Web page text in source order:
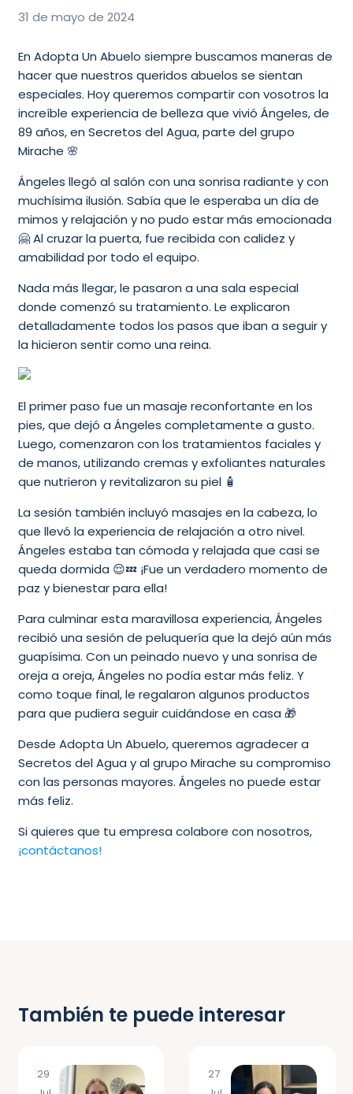
31 de mayo de 2024
En Adopta Un Abuelo siempre buscamos maneras de
hacer que nuestros queridos abuelos se sientan
especiales. Hoy queremos compartir con vosotros la
increíble experiencia de belleza que vivió Ángeles, de
89 años, en Secretos del Agua, parte del grupo
Mirache 🌸
Ángeles llegó al salón con una sonrisa radiante y con
muchísima ilusión. Sabía que le esperaba un día de
mimos y relajación y no pudo estar más emocionada
🤗 Al cruzar la puerta, fue recibida con calidez y
amabilidad por todo el equipo.
Nada más llegar, le pasaron a una sala especial
donde comenzó su tratamiento. Le explicaron
detalladamente todos los pasos que iban a seguir y
la hicieron sentir como una reina.
El primer paso fue un masaje reconfortante en los
pies, que dejó a Ángeles completamente a gusto.
Luego, comenzaron con los tratamientos faciales y
de manos, utilizando cremas y exfoliantes naturales
que nutrieron y revitalizaron su piel 🧴
La sesión también incluyó masajes en la cabeza, lo
que llevó la experiencia de relajación a otro nivel.
Ángeles estaba tan cómoda y relajada que casi se
queda dormida 😌💤 ¡Fue un verdadero momento de
paz y bienestar para ella!
Para culminar esta maravillosa experiencia, Ángeles
recibió una sesión de peluquería que la dejó aún más
guapísima. Con un peinado nuevo y una sonrisa de
oreja a oreja, Ángeles no podía estar más feliz. Y
como toque final, le regalaron algunos productos
para que pudiera seguir cuidándose en casa 🎁
Desde Adopta Un Abuelo, queremos agradecer a
Secretos del Agua y al grupo Mirache su compromiso
con las personas mayores. Ángeles no puede estar
más feliz.
Si quieres que tu empresa colabore con nosotros,
¡contáctanos!
También te puede interesar
29
27